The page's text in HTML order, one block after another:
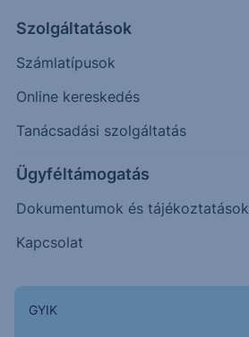
Szolgáltatások
Számlatípusok
Online kereskedés
Tanácsadási szolgáltatás
Ügyféltámogatás
Dokumentumok és tájékoztatások
Kapcsolat
GYIK
16.4000
17.0000